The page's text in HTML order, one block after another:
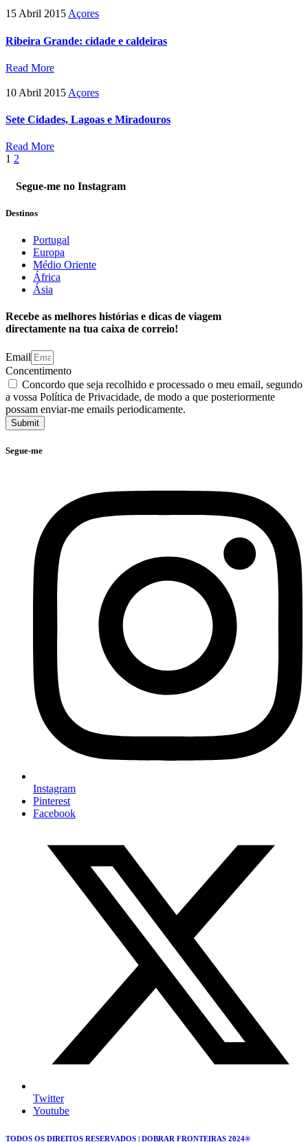
15 Abril 2015 Açores
Ribeira Grande: cidade e caldeiras
Read More
10 Abril 2015 Açores
Sete Cidades, Lagoas e Miradouros
Read More
1 2
Segue-me no Instagram
Destinos
Portugal
Europa
Médio Oriente
África
Ásia
Recebe as melhores histórias e dicas de viagem
directamente na tua caixa de correio!
Email
Concentimento
Concordo que seja recolhido e processado o meu email, segundo
a vossa Política de Privacidade, de modo a que posteriormente
possam enviar-me emails periodicamente.
Submit
Segue-me
Instagram
Pinterest
Facebook
Twitter
Youtube
TODOS OS DIREITOS RESERVADOS | DOBRAR FRONTEIRAS 2024®